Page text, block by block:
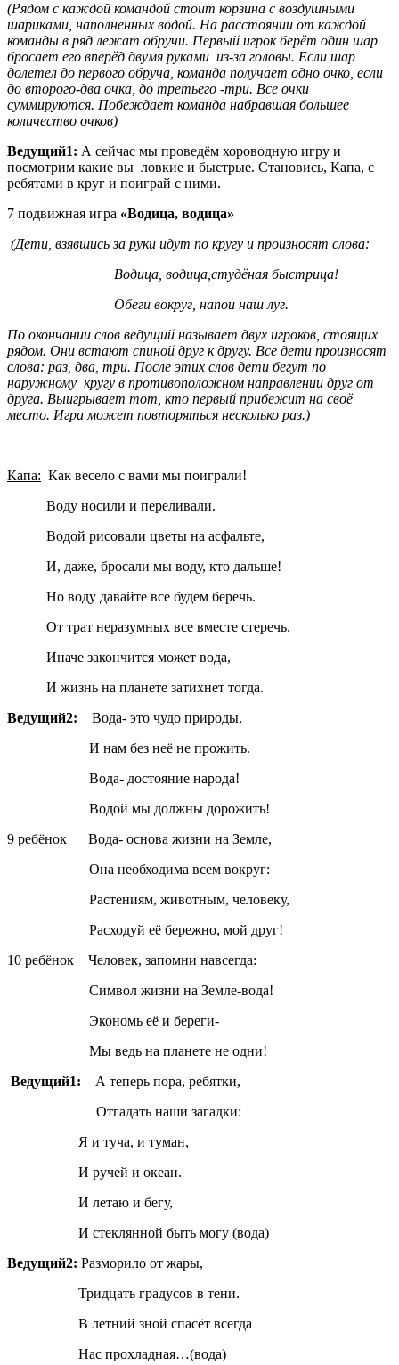
(Рядом с каждой командой стоит корзина с воздушными
шариками, наполненных водой. На расстоянии от каждой
команды в ряд лежат обручи. Первый игрок берёт один шар
бросает его вперёд двумя руками из-за головы. Если шар
долетел до первого обруча, команда получает одно очко, если
до второго-два очка, до третьего -три. Все очки
суммируются. Побеждает команда набравшая большее
количество очков)
Ведущий1: А сейчас мы проведём хороводную игру и
посмотрим какие вы ловкие и быстрые. Становись, Капа, с
ребятами в круг и поиграй с ними.
7 подвижная игра «Водица, водица»
(Дети, взявшись за руки идут по кругу и произносят слова:
Водица, водица,студёная быстрица!
Обеги вокруг, напои наш луг.
По окончании слов ведущий называет двух игроков, стоящих
рядом. Они встают спиной друг к другу. Все дети произносят
слова: раз, два, три. После этих слов дети бегут по
наружному кругу в противоположном направлении друг от
друга. Выигрывает тот, кто первый прибежит на своё
место. Игра может повторяться несколько раз.)
Капа: Как весело с вами мы поиграли!
Воду носили и переливали.
Водой рисовали цветы на асфальте,
И, даже, бросали мы воду, кто дальше!
Но воду давайте все будем беречь.
От трат неразумных все вместе стеречь.
Иначе закончится может вода,
И жизнь на планете затихнет тогда.
Ведущий2: Вода- это чудо природы,
И нам без неё не прожить.
Вода- достояние народа!
Водой мы должны дорожить!
9 ребёнок Вода- основа жизни на Земле,
Она необходима всем вокруг:
Растениям, животным, человеку,
Расходуй её бережно, мой друг!
10 ребёнок Человек, запомни навсегда:
Символ жизни на Земле-вода!
Экономь её и береги-
Мы ведь на планете не одни!
Ведущий1: А теперь пора, ребятки,
Отгадать наши загадки:
Я и туча, и туман,
И ручей и океан.
И летаю и бегу,
И стеклянной быть могу (вода)
Ведущий2: Разморило от жары,
Тридцать градусов в тени.
В летний зной спасёт всегда
Нас прохладная…(вода)